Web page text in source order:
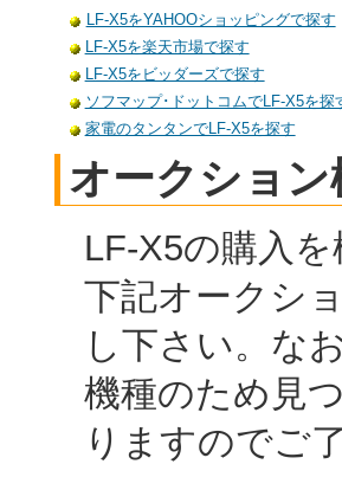
LF-X5をYAHOOショッピングで探す
LF-X5を楽天市場で探す
LF-X5をビッダーズで探す
ソフマップ･ドットコムでLF-X5を探
家電のタンタンでLF-X5を探す
オークション
LF-X5の購入
下記オークシ
し下さい。な
機種のため見
りますのでご